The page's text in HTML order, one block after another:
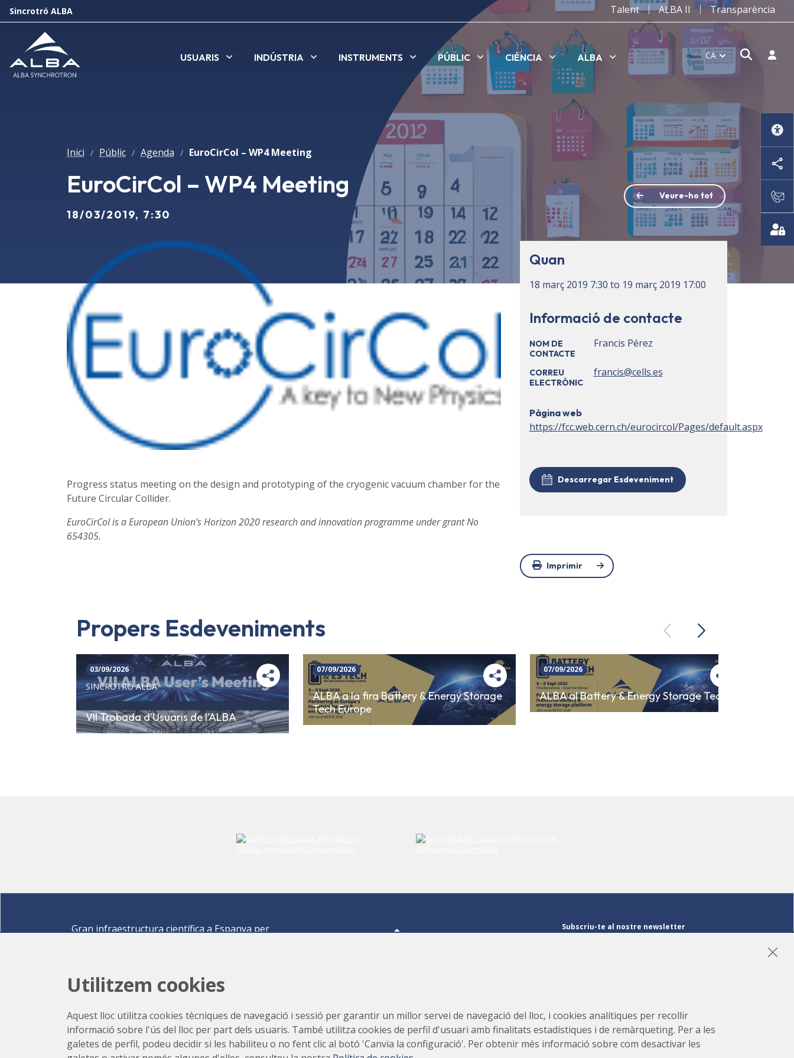
Sincrotró ALBA Talent ALBA II Transparència
USUARIS INDÚSTRIA INSTRUMENTS PÚBLIC CIÈNCIA ALBA CA Obrir
Inici / Públic / Agenda / EuroCirCol – WP4 Meeting
EuroCirCol – WP4 Meeting
18/03/2019, 7:30
Veure-ho tot
Progress status meeting on the design and prototyping of the cryogenic vacuum chamber for the
Future Circular Collider.
EuroCirCol is a European Union's Horizon 2020 research and innovation programme under grant No
654305.
Quan
18 març 2019 7:30 to 19 març 2019 17:00
Informació de contacte
NOM DE
CONTACTE
Francis Pérez
CORREU
ELECTRÒNIC
francis@cells.es
Pàgina web
https://fcc.web.cern.ch/eurocircol/Pages/default.aspx
Descarregar Esdeveniment
Imprimir
Propers Esdeveniments PreviousNext
03/09/2026
SINCROTRÓ ALBA
VII Trobada d'Usuaris de l'ALBA
07/09/2026
ALBA a la fira Battery & Energy Storage
Tech Europe
07/09/2026
ALBA al Battery & Energy Storage Tech
Laboratori de Llum Sincrotró (CELLS)
Gran infraestructura científica a Espanya per
Carrer de la Llum 2-26 08290 Cerdanyola del Vallès,
Com arribar
+34 93 592 43 00
Subscriu-te al nostre newsletter
Utilitzem cookies
Aquest lloc utilitza cookies tècniques de navegació i sessió per garantir un millor servei de navegació del lloc, i cookies analítiques per recollir
informació sobre l'ús del lloc per part dels usuaris. També utilitza cookies de perfil d'usuari amb finalitats estadístiques i de remàrqueting. Per a les
galetes de perfil, podeu decidir si les habiliteu o no fent clic al botó 'Canvia la configuració'. Per obtenir més informació sobre com desactivar les